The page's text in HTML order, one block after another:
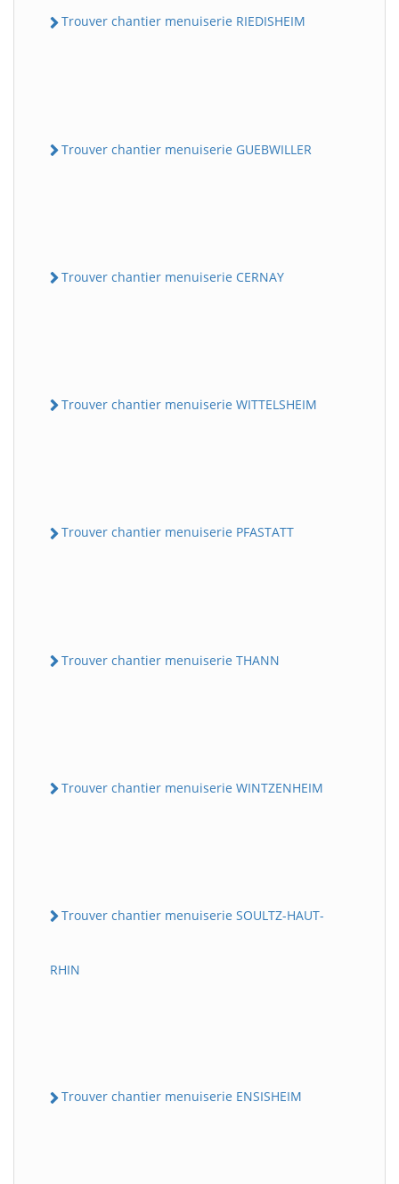
Trouver chantier menuiserie RIEDISHEIM
Trouver chantier menuiserie GUEBWILLER
Trouver chantier menuiserie CERNAY
Trouver chantier menuiserie WITTELSHEIM
Trouver chantier menuiserie PFASTATT
Trouver chantier menuiserie THANN
Trouver chantier menuiserie WINTZENHEIM
Trouver chantier menuiserie SOULTZ-HAUT-
RHIN
Trouver chantier menuiserie ENSISHEIM